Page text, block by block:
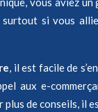
si vous
, il est facile de
aux e-
de conseils, il